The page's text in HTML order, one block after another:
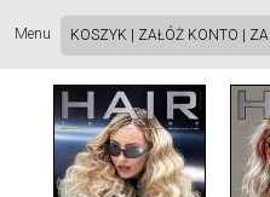
Menu KOSZYK ZAŁÓŻ KONTO
cookie, zgodnie z aktualnymi